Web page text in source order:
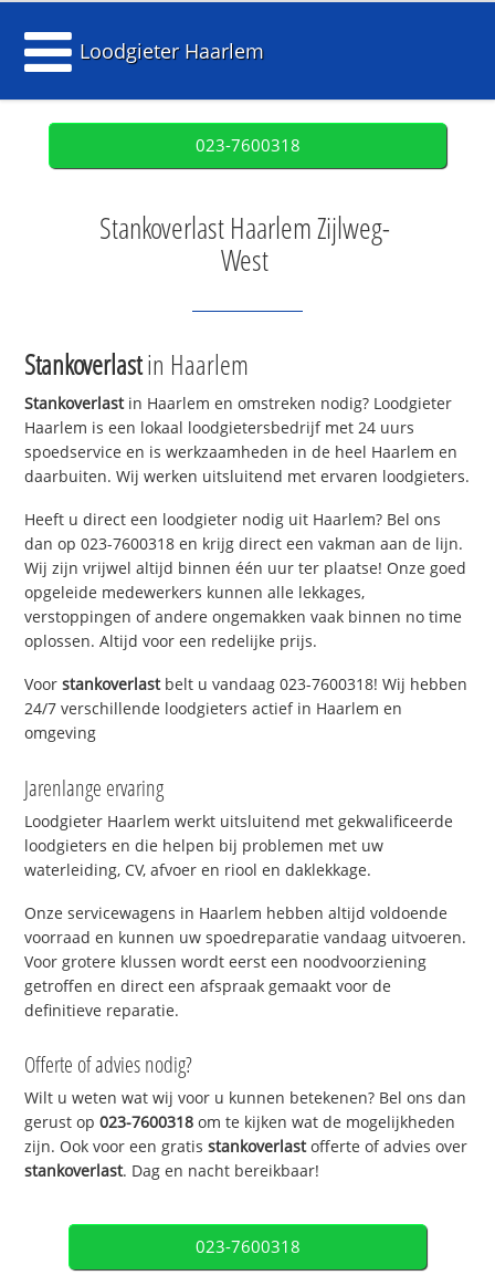
Loodgieter Haarlem
023-7600318
Stankoverlast Haarlem Zijlweg-
West
Stankoverlastin Haarlem
Stankoverlastin Haarlem en omstreken nodig? Loodgieter
Haarlem is een lokaal loodgietersbedrijf met 24 uurs
spoedservice en is werkzaamheden in de heel Haarlem en
daarbuiten. Wij werken uitsluitend met ervaren loodgieters.
Heeft u direct een loodgieter nodig uit Haarlem? Bel ons
dan op 023-7600318 en krijg direct een vakman aan de lijn.
Wij zijn vrijwel altijd binnen één uur ter plaatse! Onze goed
opgeleide medewerkers kunnen alle lekkages,
verstoppingen of andere ongemakken vaak binnen no time
oplossen. Altijd voor een redelijke prijs.
Voorstankoverlastbelt u vandaag 023-7600318! Wij hebben
24/7 verschillende loodgieters actief in Haarlem en
omgeving
Jarenlange ervaring
Loodgieter Haarlem werkt uitsluitend met gekwalificeerde
loodgieters en die helpen bij problemen met uw
waterleiding, CV, afvoer en riool en daklekkage.
Onze servicewagens in Haarlem hebben altijd voldoende
voorraad en kunnen uw spoedreparatie vandaag uitvoeren.
Voor grotere klussen wordt eerst een noodvoorziening
getroffen en direct een afspraak gemaakt voor de
definitieve reparatie.
Offerte of advies nodig?
Wilt u weten wat wij voor u kunnen betekenen? Bel ons dan
gerust op023-7600318 om te kijken wat de mogelijkheden
zijn. Ook voor een gratisstankoverlastofferte of advies over
stankoverlast. Dag en nacht bereikbaar!
023-7600318